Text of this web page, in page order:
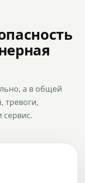
а в общей
тревоги,
сервис.